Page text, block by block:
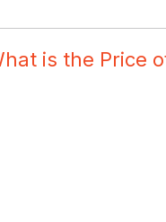
is the Price